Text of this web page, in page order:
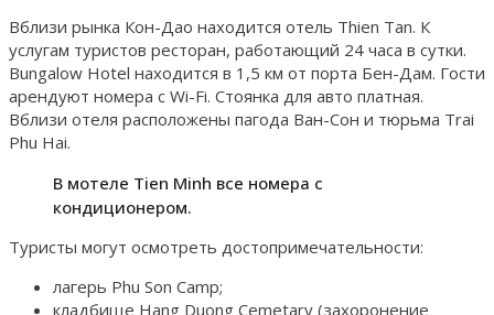
Вблизи рынка Кон-Дао находится отель Thien Tan. К
услугам туристов ресторан, работающий 24 часа в сутки.
Bungalow Hotel находится в 1,5 км от порта Бен-Дам. Гости
арендуют номера с Wi-Fi. Стоянка для авто платная.
Вблизи отеля расположены пагода Ван-Сон и тюрьма Trai
Phu Hai.
В мотеле Tien Minh все номера с
кондиционером.
Туристы могут осмотреть достопримечательности:
лагерь Phu Son Camp;
кладбище Hang Duong Cemetary (захоронение